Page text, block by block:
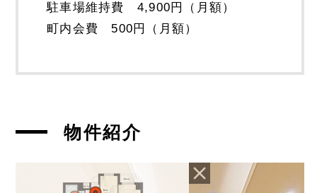
駐車場維持費 4,900円（月額）
町内会費 500円（月額）
物件紹介